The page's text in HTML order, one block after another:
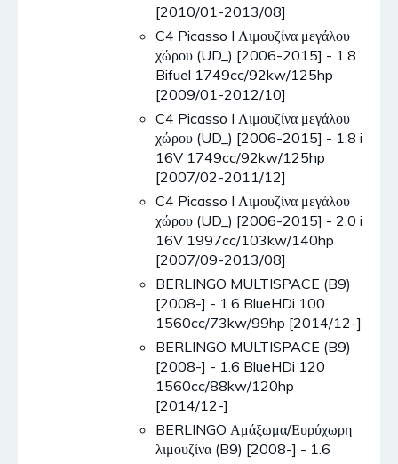
[2010/01-2013/08]
C4 Picasso I Λιμουζίνα μεγάλου
χώρου (UD_) [2006-2015] - 1.8
Bifuel 1749cc/92kw/125hp
[2009/01-2012/10]
C4 Picasso I Λιμουζίνα μεγάλου
χώρου (UD_) [2006-2015] - 1.8 i
16V 1749cc/92kw/125hp
[2007/02-2011/12]
C4 Picasso I Λιμουζίνα μεγάλου
χώρου (UD_) [2006-2015] - 2.0 i
16V 1997cc/103kw/140hp
[2007/09-2013/08]
BERLINGO MULTISPACE (B9)
[2008-] - 1.6 BlueHDi 100
1560cc/73kw/99hp [2014/12-]
BERLINGO MULTISPACE (B9)
[2008-] - 1.6 BlueHDi 120
1560cc/88kw/120hp
[2014/12-]
BERLINGO Αμάξωμα/Ευρύχωρη
λιμουζίνα (B9) [2008-] - 1.6